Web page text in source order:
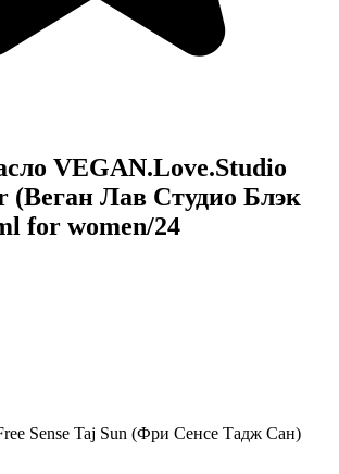
VEGAN.Love.Studio
(Веган Лав Студио Блэк
for women/24